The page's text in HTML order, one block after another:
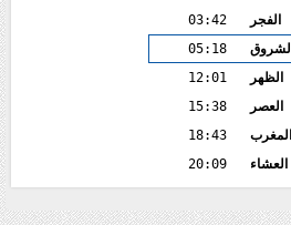
الفجر
03:42
الشروق
05:18
الظهر
12:01
العصر
15:38
المغرب
18:43
العشاء
20:09